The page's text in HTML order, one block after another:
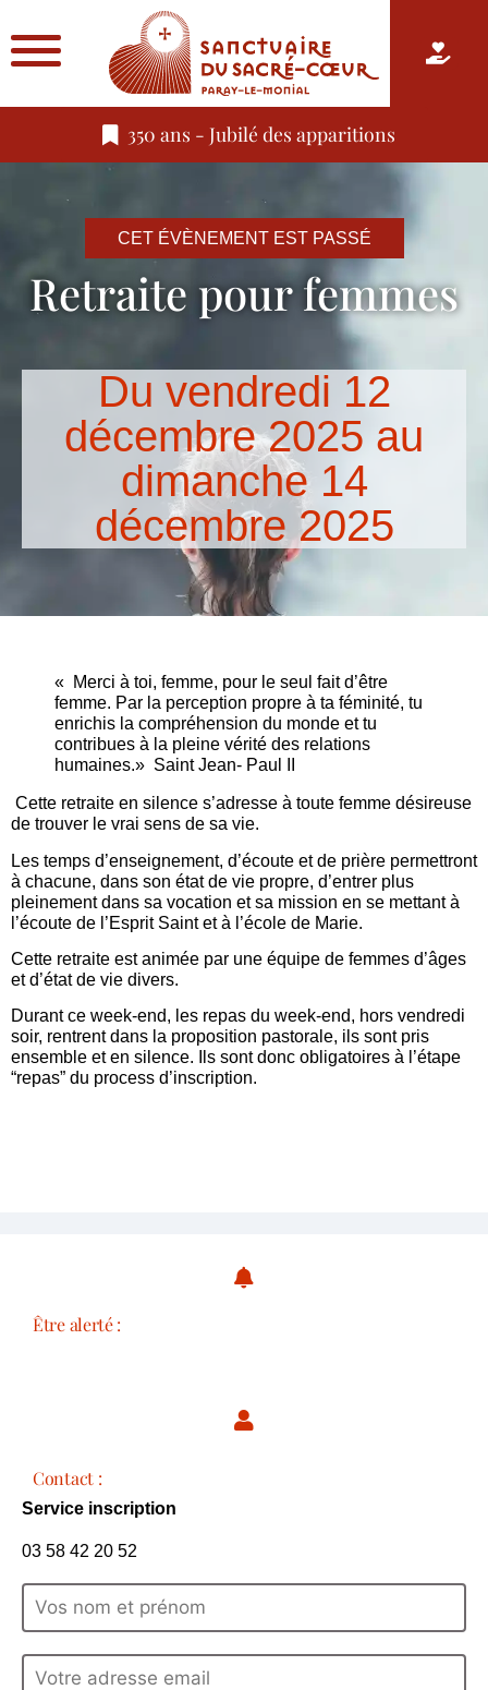
350 ans - Jubilé des apparitions
CET ÉVÈNEMENT EST PASSÉ
Retraite pour femmes
Du vendredi 12
décembre 2025 au
dimanche 14
décembre 2025
« Merci à toi, femme, pour le seul fait d’être
femme. Par la perception propre à ta féminité, tu
enrichis la compréhension du monde et tu
contribues à la pleine vérité des relations
humaines.» Saint Jean- Paul II
Cette retraite en silence s’adresse à toute femme désireuse
de trouver le vrai sens de sa vie.
Les temps d’enseignement, d’écoute et de prière permettront
à chacune, dans son état de vie propre, d’entrer plus
pleinement dans sa vocation et sa mission en se mettant à
l’écoute de l’Esprit Saint et à l’école de Marie.
Cette retraite est animée par une équipe de femmes d’âges
et d’état de vie divers.
Durant ce week-end, les repas du week-end, hors vendredi
soir, rentrent dans la proposition pastorale, ils sont pris
ensemble et en silence. Ils sont donc obligatoires à l’étape
“repas” du process d’inscription.
Contact :
Service inscription
03 58 42 20 52
Être alerté :